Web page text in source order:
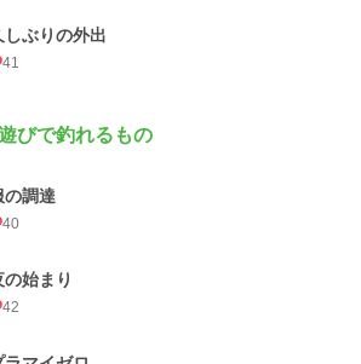
しぶりの外出
41
びで釣れるもの
の調達
40
の始まり
42